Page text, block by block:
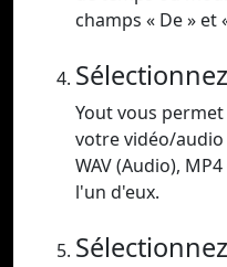
champs « De » et
Yout vous
votre vidéo/
WAV (Audio),
l'un d'eux.